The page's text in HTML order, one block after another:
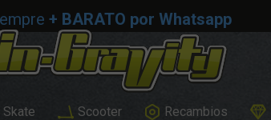
+ BARATO por Whatsapp
Skate Scooter Recambios